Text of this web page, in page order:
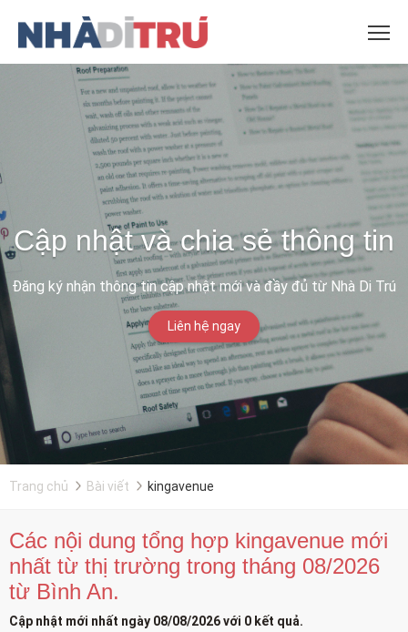
Cập nhật và chia sẻ thông tin
Đăng ký nhận thông tin cập nhật mới và đầy đủ từ Nhà Di Trú
Liên hệ ngay
Trang chủ Bài viết kingavenue
Các nội dung tổng hợp kingavenue mới
nhất từ thị trường trong tháng 08/2026
từ Bình An.
Cập nhật mới nhất ngày 08/08/2026 với 0 kết quả.